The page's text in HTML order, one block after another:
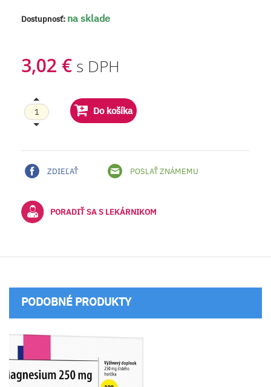
Dostupnosť: na sklade
3,02 € s DPH
Do košíka
ZDIEĽAŤ POSLAŤ ZNÁMEMU
PORADIŤ SA S LEKÁRNIKOM
PODOBNÉ PRODUKTY